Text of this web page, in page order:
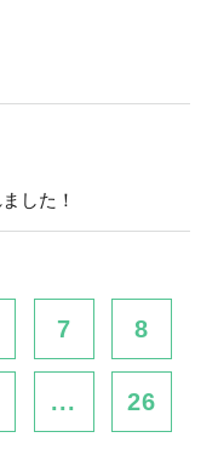
した！
7 8
... 26